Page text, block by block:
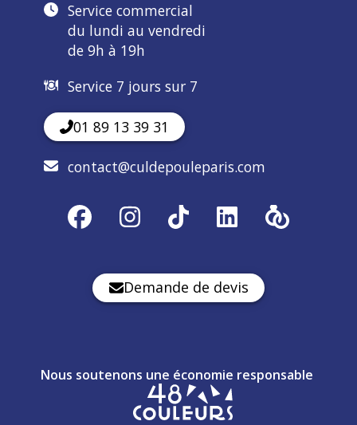
Service commercial
du lundi au vendredi
de 9h à 19h
Service 7 jours sur 7
01 89 13 39 31
contact@culdepouleparis.com
Demande de devis
Nous soutenons une économie responsable